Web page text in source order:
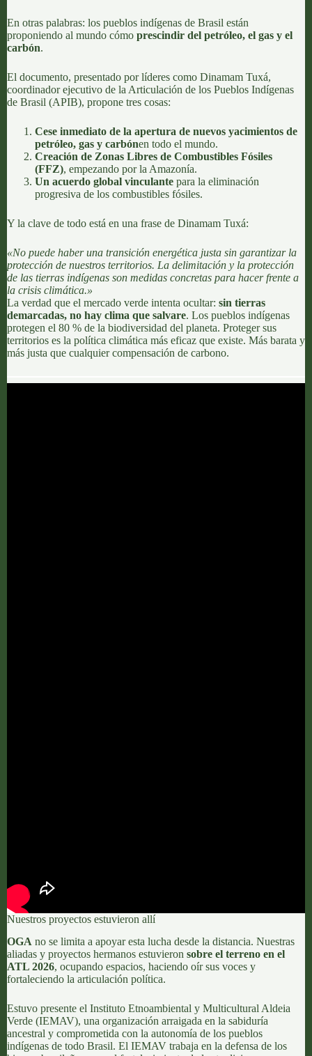
En otras palabras: los pueblos indígenas de Brasil están
proponiendo al mundo cómo prescindir del petróleo, el gas y el
carbón.
El documento, presentado por líderes como Dinamam Tuxá,
coordinador ejecutivo de la Articulación de los Pueblos Indígenas
de Brasil (APIB), propone tres cosas:
Cese inmediato de la apertura de nuevos yacimientos de
petróleo, gas y carbónen todo el mundo.
Creación de Zonas Libres de Combustibles Fósiles
(FFZ), empezando por la Amazonía.
Un acuerdo global vinculante para la eliminación
progresiva de los combustibles fósiles.
Y la clave de todo está en una frase de Dinamam Tuxá:
«No puede haber una transición energética justa sin garantizar la
protección de nuestros territorios. La delimitación y la protección
de las tierras indígenas son medidas concretas para hacer frente a
la crisis climática.»
La verdad que el mercado verde intenta ocultar: sin tierras
demarcadas, no hay clima que salvare. Los pueblos indígenas
protegen el 80 % de la biodiversidad del planeta. Proteger sus
territorios es la política climática más eficaz que existe. Más barata y
más justa que cualquier compensación de carbono.
Nuestros proyectos estuvieron allí
OGA no se limita a apoyar esta lucha desde la distancia. Nuestras
aliadas y proyectos hermanos estuvieron sobre el terreno en el
ATL 2026, ocupando espacios, haciendo oír sus voces y
fortaleciendo la articulación política.
Estuvo presente el Instituto Etnoambiental y Multicultural Aldeia
Verde (IEMAV), una organización arraigada en la sabiduría
ancestral y comprometida con la autonomía de los pueblos
indígenas de todo Brasil. El IEMAV trabaja en la defensa de los